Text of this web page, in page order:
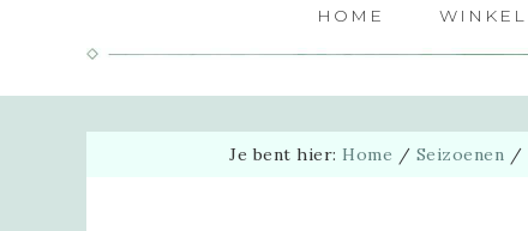
HOME WINKEL
Je bent hier: Home / Seizoenen /